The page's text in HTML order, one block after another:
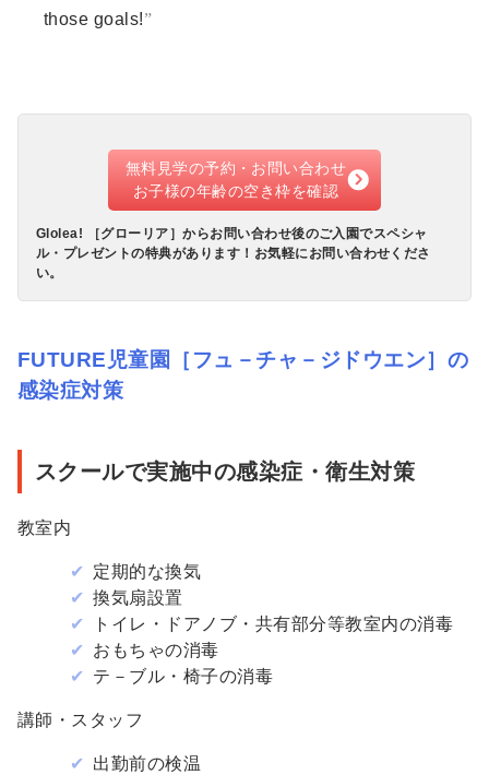
those goals!
無料見学の予約・お問い合わせ
お子様の年齢の空き枠を確認
Glolea! ［グローリア］からお問い合わせ後のご入園でスペシャ
ル・プレゼントの特典があります！お気軽にお問い合わせくださ
い。
FUTURE児童園［フュ－チャ－ジドウエン］の
感染症対策
スクールで実施中の感染症・衛生対策
教室内
定期的な換気
換気扇設置
トイレ・ドアノブ・共有部分等教室内の消毒
おもちゃの消毒
テ－ブル・椅子の消毒
講師・スタッフ
出勤前の検温